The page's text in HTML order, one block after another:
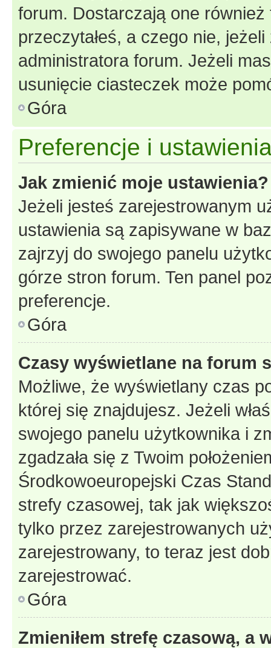
forum. Dostarczają one
przeczytałeś, a czego nie,
administratora forum. Jeżeli
usunięcie ciasteczek może
Góra
Preferencje i
Jak zmienić moje ustawienia?
Jeżeli jesteś zarejestrowanym
ustawienia są zapisywane w
zajrzyj do swojego panelu
górze stron forum. Ten panel
preferencje.
Góra
Czasy wyświetlane na forum
Możliwe, że wyświetlany czas
której się znajdujesz. Jeżeli
swojego panelu użytkownika i
zgadzała się z Twoim
Środkowoeuropejski Czas
strefy czasowej, tak jak
tylko przez zarejestrowanych
zarejestrowany, to teraz jest
zarejestrować.
Góra
Zmieniłem strefę czasową, a